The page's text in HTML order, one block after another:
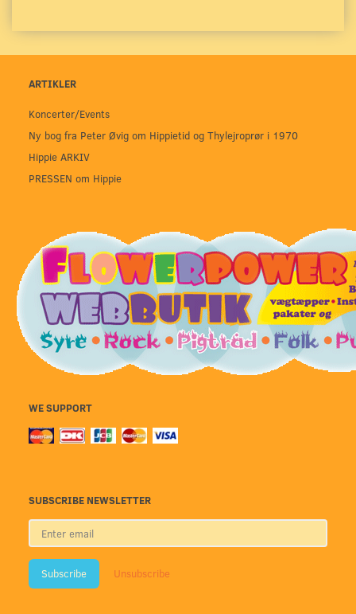
ARTIKLER
Koncerter/Events
Ny bog fra Peter Øvig om Hippietid og Thylejroprør i 1970
Hippie ARKIV
PRESSEN om Hippie
WE SUPPORT
SUBSCRIBE NEWSLETTER
Enter
email
Subscribe Unsubscribe